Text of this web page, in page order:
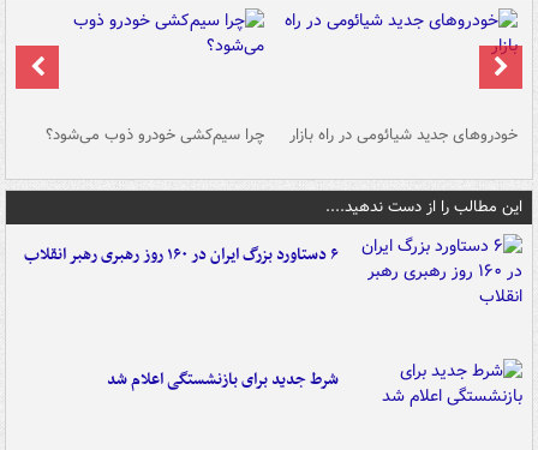
خودروهای جدید شیائومی در راه بازار چرا سیم‌کشی خودرو ذوب می‌شود؟
این مطالب را از دست ندهید....
۶ دستاورد بزرگ ایران در ۱۶۰ روز رهبری رهبر انقلاب
شرط جدید برای بازنشستگی اعلام شد